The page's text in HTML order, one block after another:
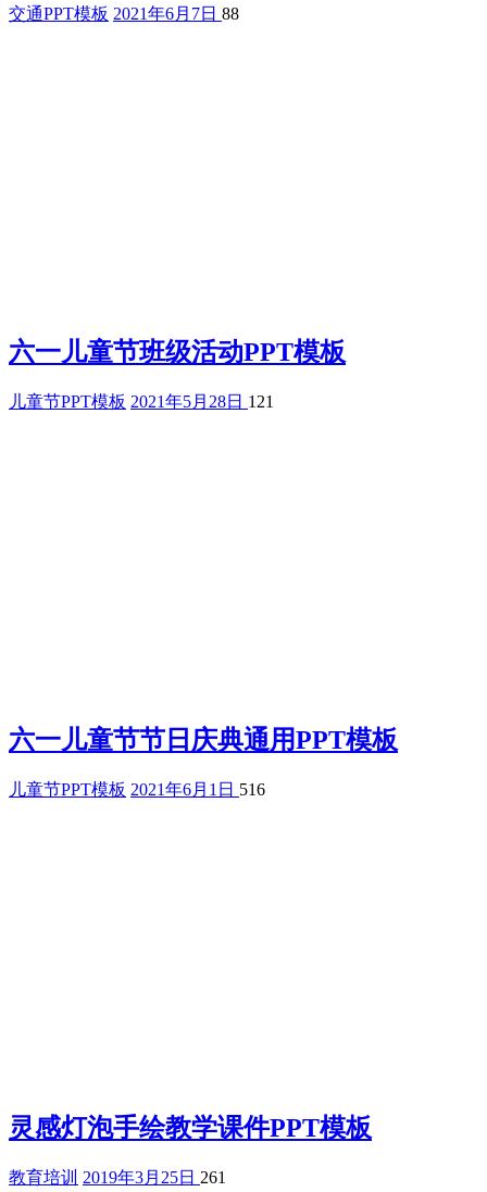
交通PPT模板 2021年6月7日 88
六一儿童节班级活动PPT模板
儿童节PPT模板 2021年5月28日 121
六一儿童节节日庆典通用PPT模板
儿童节PPT模板 2021年6月1日 516
灵感灯泡手绘教学课件PPT模板
教育培训 2019年3月25日 261